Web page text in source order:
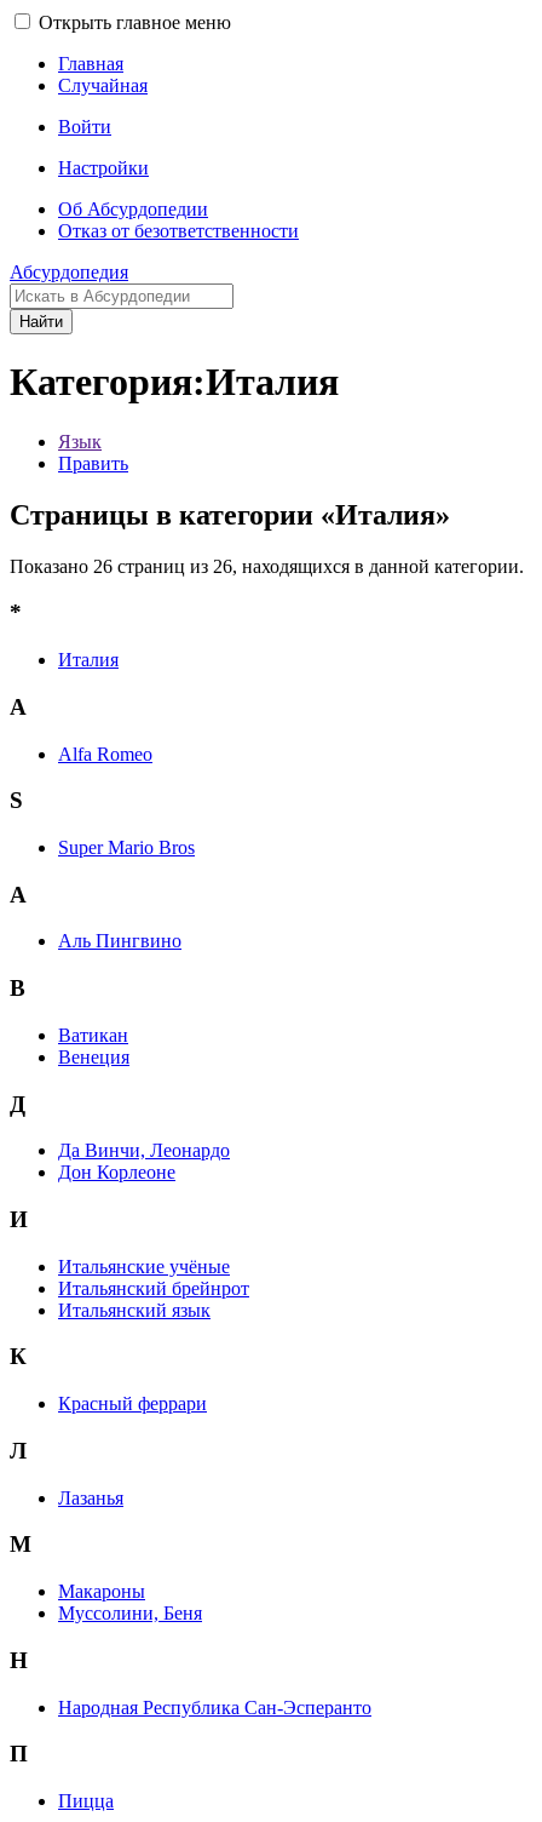
Открыть главное меню
Главная
Случайная
Войти
Настройки
Об Абсурдопедии
Отказ от безответственности
Абсурдопедия
Найти
Категория:Италия
Язык
Править
Страницы в категории «Италия»
Показано 26 страниц из 26, находящихся в данной категории.
*
Италия
A
Alfa Romeo
S
Super Mario Bros
А
Аль Пингвино
В
Ватикан
Венеция
Д
Да Винчи, Леонардо
Дон Корлеоне
И
Итальянские учёные
Итальянский брейнрот
Итальянский язык
К
Красный феррари
Л
Лазанья
М
Макароны
Муссолини, Беня
Н
Народная Республика Сан-Эсперанто
П
Пицца